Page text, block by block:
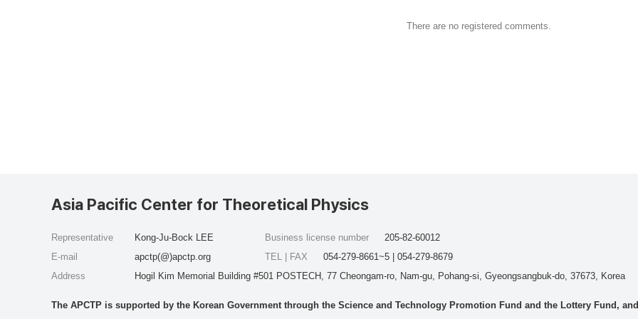
There are no registered comments.
Asia Pacific Center for Theoretical Physics
Representative
Kong-Ju-Bock LEE
E-mail
apctp(@)apctp.org
Address
Hogil Kim Memorial Building #501 POSTECH, 77 Cheongam-ro, Nam-gu, Pohang-si, Gyeongsangbuk-do, 37673, Korea
Business license number
205-82-60012
TEL | FAX
054-279-8661~5 | 054-279-8679
The APCTP is supported by the Korean Government through the Science and Technology Promotion Fund and the Lottery Fund,